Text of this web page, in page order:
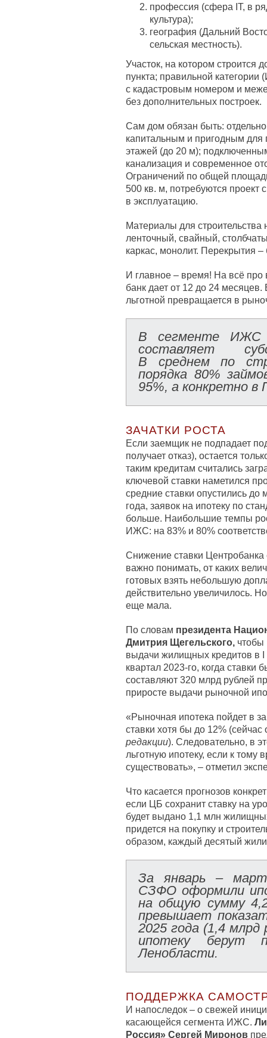
профессия (сфера IT, в
культура);
география (Дальний
сельская местность).
Участок, на котором строится
пункта; правильной
с кадастровым номером и
без дополнительных построек.
Сам дом обязан быть:
капитальным и пригодным
этажей (до 20 м);
канализация и современное
Ограничений по общей
500 кв. м, потребуются проект
в эксплуатацию.
Материалы для
ленточный, свайный,
каркас, монолит. Перекрытия
И главное – время! На всё про
банк дает от 12 до 24 месяцев.
льготной превращается в
В сегменте
составляет
В среднем по
порядка 80%
95%, а конкретно
ЗАЧАТКИ РОСТА
Если заемщик не подпадает
получает отказ), остается
таким кредитам считались
ключевой ставки наметился
средние ставки опустились до
года, заявок на ипотеку по
больше. Наибольшие темпы
ИЖС: на 83% и 80%
Снижение ставки Центробанка
важно понимать, от каких
готовых взять небольшую
действительно увеличилось.
еще мала.
По словам президента
Дмитрия Щегельского, чтобы
выдачи жилищных кредитов в I
квартал 2023-го, когда
составляют 320 млрд рублей
приросте выдачи рыночной
«Рыночная ипотека пойдет в
ставки хотя бы до 12%
редакции). Следовательно, в
льготную ипотеку, если к
существовать», – отметил
Что касается прогнозов
если ЦБ сохранит ставку на
будет выдано 1,1 млн
придется на покупку и
образом, каждый десятый
За январь –
СЗФО оформили
на общую сумму
превышает
2025 года (1,4
ипотеку берут
Ленобласти.
ПОДДЕРЖКА
И напоследок – о свежей
касающейся сегмента ИЖС.
Россия» Сергей Миронов